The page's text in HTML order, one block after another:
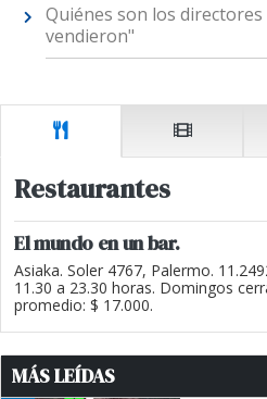
Quiénes son los directores
vendieron"
Restaurantes
El mundo en un bar.
Asiaka. Soler 4767, Palermo.
11.30 a 23.30 horas. Domingos
promedio: $ 17.000.
MÁS LEÍDAS